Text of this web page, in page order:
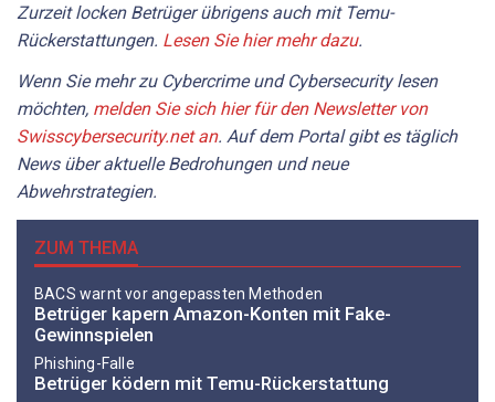
Zurzeit locken Betrüger übrigens auch mit Temu-
Rückerstattungen. Lesen Sie hier mehr dazu.
Wenn Sie mehr zu Cybercrime und Cybersecurity lesen
möchten, melden Sie sich hier für den Newsletter von
Swisscybersecurity.net an. Auf dem Portal gibt es täglich
News über aktuelle Bedrohungen und neue
Abwehrstrategien.
ZUM THEMA
BACS warnt vor angepassten Methoden
Betrüger kapern Amazon-Konten mit Fake-
Gewinnspielen
Phishing-Falle
Betrüger ködern mit Temu-Rückerstattung